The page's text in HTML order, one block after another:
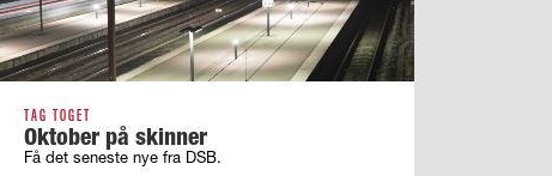
TAG TOGET
Oktober på skinner
Få det seneste nye fra DSB.